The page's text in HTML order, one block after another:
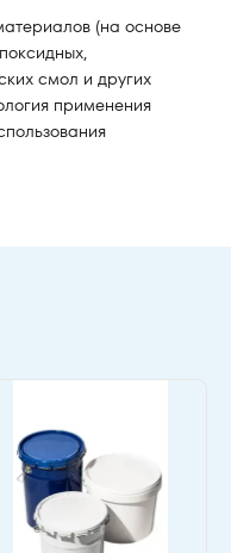
(на основе
смол и других
применения